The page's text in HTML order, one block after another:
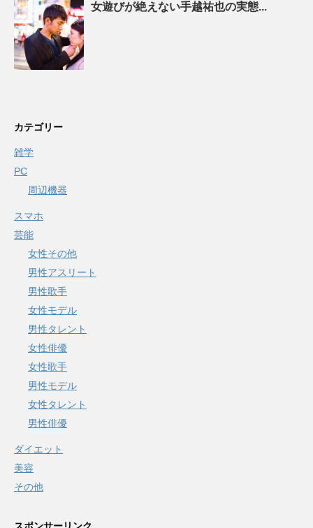
女遊びが絶えない手越祐也の実態...
カテゴリー
雑学
PC
周辺機器
スマホ
芸能
女性その他
男性アスリート
男性歌手
女性モデル
男性タレント
女性俳優
女性歌手
男性モデル
女性タレント
男性俳優
ダイエット
美容
その他